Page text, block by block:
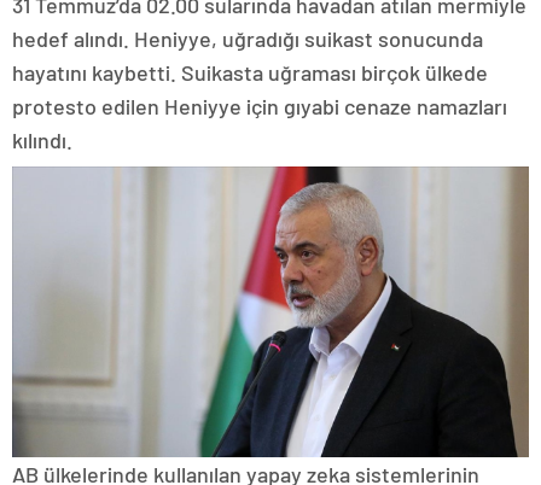
hedef alındı. Heniyye, uğradığı suikast sonucunda
hayatını kaybetti. Suikasta uğraması birçok ülkede
protesto edilen Heniyye için gıyabi cenaze namazları
kılındı.
AB ülkelerinde kullanılan yapay zeka sistemlerinin